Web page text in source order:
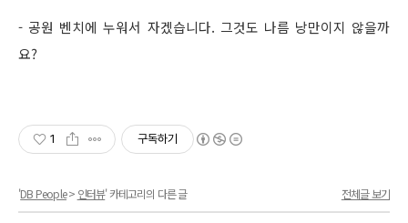
- 공원 벤치에 누워서 자겠습니다. 그것도 나름 낭만이지 않을까
요?
1 구독하기
'DB People> 인터뷰' 카테고리의 다른 글 전체글 보기